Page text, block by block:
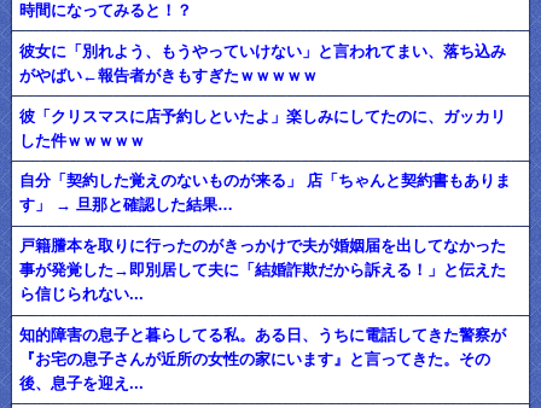
時間になってみると！？
彼女に「別れよう、もうやっていけない」と言われてまい、落ち込み
がやばい←報告者がきもすぎたｗｗｗｗｗ
彼「クリスマスに店予約しといたよ」楽しみにしてたのに、ガッカリ
した件ｗｗｗｗｗ
自分「契約した覚えのないものが来る」 店「ちゃんと契約書もありま
す」 → 旦那と確認した結果…
戸籍謄本を取りに行ったのがきっかけで夫が婚姻届を出してなかった
事が発覚した→即別居して夫に「結婚詐欺だから訴える！」と伝えた
ら信じられない...
知的障害の息子と暮らしてる私。ある日、うちに電話してきた警察が
『お宅の息子さんが近所の女性の家にいます』と言ってきた。その
後、息子を迎え...